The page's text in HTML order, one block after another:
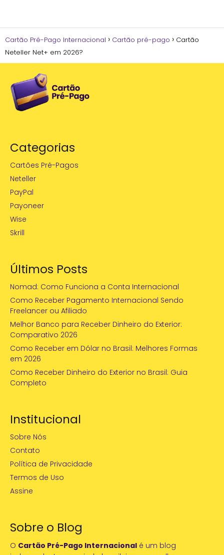
Cartão Pré-Pago Internacional Cartão pré-pago
Cartão
Neteller Net+ em 2026?
Categorias
Cartões Pré-Pagos
Neteller
PayPal
Payoneer
Wise
Skrill
Últimos Posts
Nomad: Como Funciona a Conta Internacional
Como Receber Pagamento Internacional Sendo
Freelancer ou Afiliado
Melhor Banco para Receber Dinheiro do Exterior:
Comparativo 2026
Como Receber em Dólar no Brasil: Melhores Formas
em 2026
Como Receber Dinheiro do Exterior no Brasil: Guia
Completo
Institucional
Sobre Nós
Contato
Política de Privacidade
Termos de Uso
Assine
Sobre o Blog
O Cartão Pré-Pago Internacional é um blog